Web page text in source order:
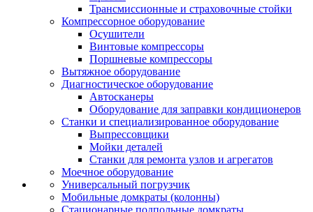
Трансмиссионные и страховочные стойки
Компрессорное оборудование
Осушители
Винтовые компрессоры
Поршневые компрессоры
Вытяжное оборудование
Диагностическое оборудование
Автосканеры
Оборудование для заправки кондиционеров
Станки и специализированное оборудование
Выпрессовщики
Мойки деталей
Станки для ремонта узлов и агрегатов
Моечное оборудование
Универсальный погрузчик
Мобильные домкраты (колонны)
Стационарные подпольные домкраты